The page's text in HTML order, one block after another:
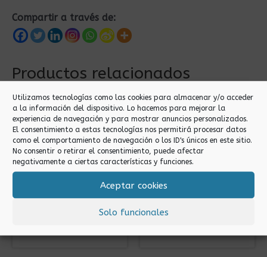
Utilizamos tecnologías como las cookies para almacenar y/o acceder
a la información del dispositivo. Lo hacemos para mejorar la
experiencia de navegación y para mostrar anuncios personalizados.
El consentimiento a estas tecnologías nos permitirá procesar datos
como el comportamiento de navegación o los ID's únicos en este sitio.
No consentir o retirar el consentimiento, puede afectar
negativamente a ciertas características y funciones.
Aceptar cookies
Solo funcionales
Compartir a través de:
Productos relacionados
HILO BOBINA 850M
HILO BOBINA 850M